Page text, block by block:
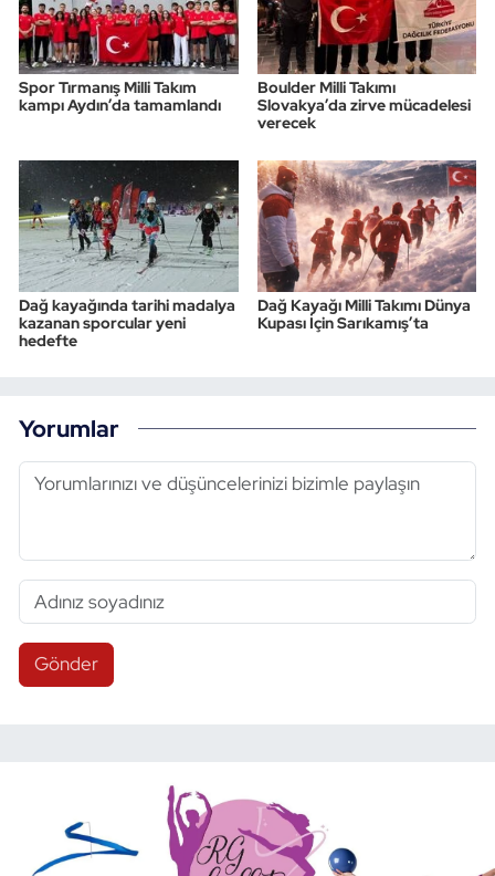
Spor Tırmanış Milli Takım
kampı Aydın’da tamamlandı
Boulder Milli Takımı
Slovakya’da zirve mücadelesi
verecek
Dağ kayağında tarihi madalya
kazanan sporcular yeni
hedefte
Dağ Kayağı Milli Takımı Dünya
Kupası İçin Sarıkamış’ta
Yorumlar
Gönder